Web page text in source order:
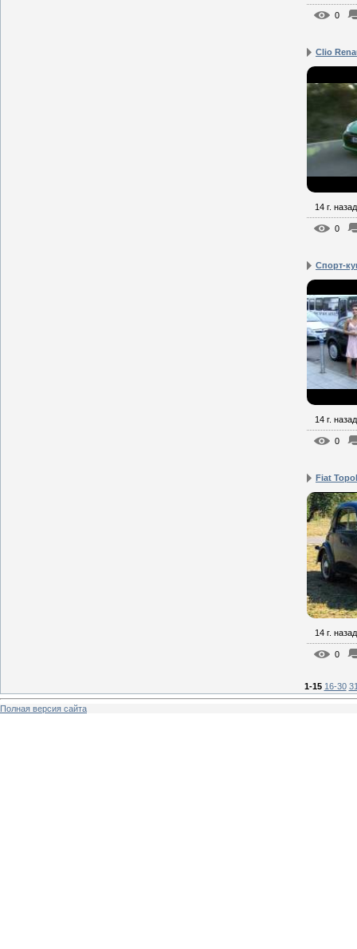
0
Clio
14 г. назад
0
Cпорт-
14 г. назад
0
Fiat
14 г. назад
0
1-15 16-30
Полная версия сайта